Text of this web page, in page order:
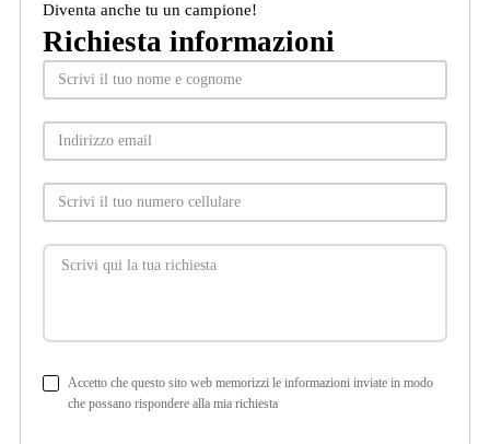
Diventa anche tu un campione!
Richiesta informazioni
Accetto che questo sito web memorizzi le informazioni inviate in modo
che possano rispondere alla mia richiesta